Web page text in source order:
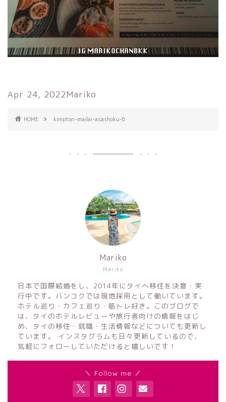
Apr 24, 2022Mariko
HOME kimpton-mailai-asashoku-6
Mariko
Mariko
日本で国際結婚をし、2014年にタイへ移住を決意・実
行中です。バンコクでは現地採用として働いています。
ホテル巡り・カフェ巡り・筋トレ好き。このブログで
は、タイのホテルレビューや旅行者向けの情報をはじ
め、タイの移住・就職・生活情報などについても更新し
ています。 インスタグラムも日々更新しているので、
気軽にフォローしていただけると嬉しいです！
＼ Follow me ／